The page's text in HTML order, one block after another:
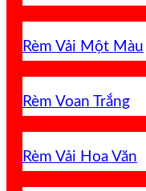
Rèm Vải Một Màu
Rèm Voan Trắng
Rèm Vải Hoa Văn